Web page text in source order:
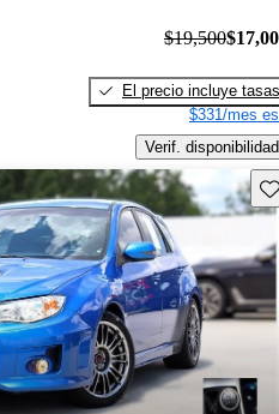
$19,500
El precio incluye tasas
$331/mes
Verif. disponibilidad